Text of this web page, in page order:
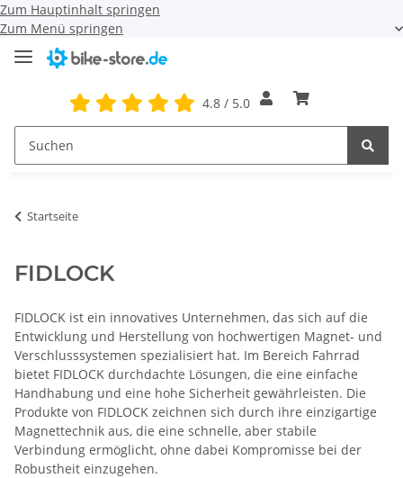
Zum Hauptinhalt springen
Zum Menü springen
4.8 / 5.0
Startseite
FIDLOCK
FIDLOCK ist ein innovatives Unternehmen, das sich auf die
Entwicklung und Herstellung von hochwertigen Magnet- und
Verschlusssystemen spezialisiert hat. Im Bereich Fahrrad
bietet FIDLOCK durchdachte Lösungen, die eine einfache
Handhabung und eine hohe Sicherheit gewährleisten. Die
Produkte von FIDLOCK zeichnen sich durch ihre einzigartige
Magnettechnik aus, die eine schnelle, aber stabile
Verbindung ermöglicht, ohne dabei Kompromisse bei der
Robustheit einzugehen.